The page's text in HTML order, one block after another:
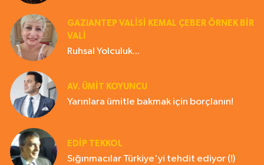
GAZIANTEP VALISI KEMAL ÇEBER ÖRNEK BİR
VALİ
Ruhsal Yolculuk...
AV. ÜMIT KOYUNCU
Yarınlara ümitle bakmak için borçlanın!
EDIP TEKKOL
Sığınmacılar Türkiye'yi tehdit ediyor (!)